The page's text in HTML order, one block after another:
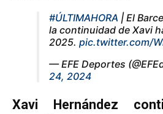
#ÚLTIMAHORA | El
la continuidad de Xavi
2025. pic.twitter.com/
— EFE Deportes
24, 2024
Xavi Hernández